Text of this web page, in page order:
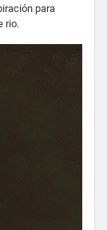
para
rio.